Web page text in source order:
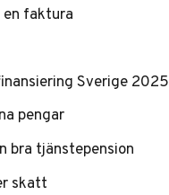
en faktura
Sverige 2025
pengar
bra tjänstepension
skatt